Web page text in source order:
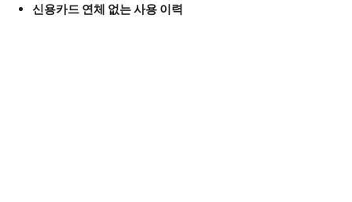
신용카드 연체 없는 사용 이력